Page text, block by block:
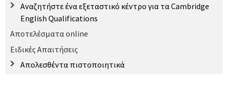
Αναζητήστε ένα εξεταστικό κέντρο για τα Cambridge
English Qualifications
Αποτελέσματα online
Ειδικές Απαιτήσεις
Απολεσθέντα πιστοποιητικά